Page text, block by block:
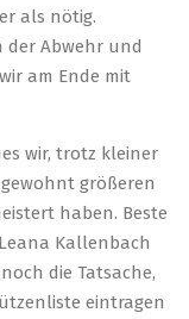
als nötig.
Abwehr und
am Ende mit
wir, trotz kleiner
größeren
haben. Beste
Kallenbach
die Tatsache,
eintragen